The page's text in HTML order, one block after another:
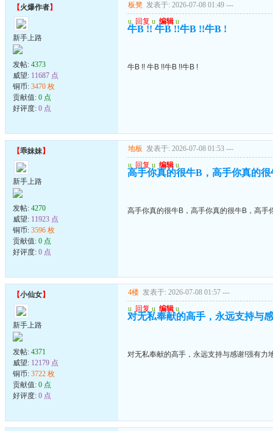
【火爆作者】
新手上路
发帖: 4373
威望: 11687 点
铜币: 3470 枚
贡献值: 0 点
好评度: 0 点
板凳 发表于: 2026-07-08 01:49 ---
u 回复 u 编辑 u
牛B !! 牛B !!牛B !!牛B !
牛B !! 牛B !!牛B !!牛B !
【乖妹妹】
新手上路
发帖: 4270
威望: 11923 点
铜币: 3596 枚
贡献值: 0 点
好评度: 0 点
地板 发表于: 2026-07-08 01:53 ---
u 回复 u 编辑 u
高手你真的很牛B，高手你真的
高手你真的很牛B，高手你真的很牛B，高手
【小仙女】
新手上路
发帖: 4371
威望: 12179 点
铜币: 3722 枚
贡献值: 0 点
好评度: 0 点
4楼 发表于: 2026-07-08 01:57 ---
u 回复 u 编辑 u
对无私奉献的高手，永远支持与
对无私奉献的高手，永远支持与感谢!强有力